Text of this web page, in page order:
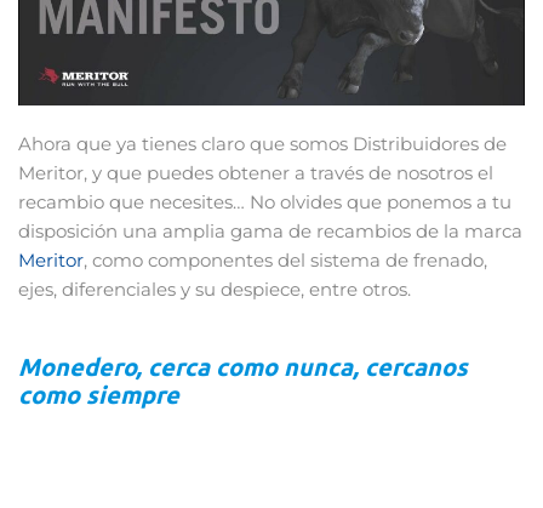
Ahora que ya tienes claro que somos Distribuidores de
Meritor, y que puedes obtener a través de nosotros el
recambio que necesites… No olvides que ponemos a tu
disposición una amplia gama de recambios de la marca
Meritor, como componentes del sistema de frenado,
ejes, diferenciales y su despiece, entre otros.
Monedero, cerca como nunca, cercanos
como siempre